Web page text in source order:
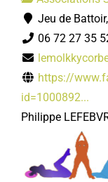
Jeu de
06 72 27 35
https://
id=1000892...
Philippe